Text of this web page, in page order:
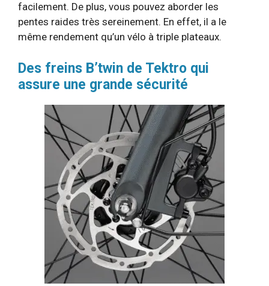
facilement. De plus, vous pouvez aborder les
pentes raides très sereinement. En effet, il a le
même rendement qu’un vélo à triple plateaux.
Des freins B’twin de Tektro qui
assure une grande sécurité